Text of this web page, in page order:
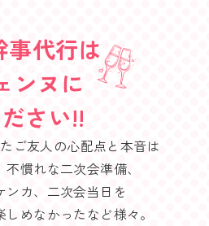
事代行は
ンヌに
さい!!
ご友人の心配点と本音は
慣れな二次会準備、
ンカ、二次会当日を
めなかったなど様々。